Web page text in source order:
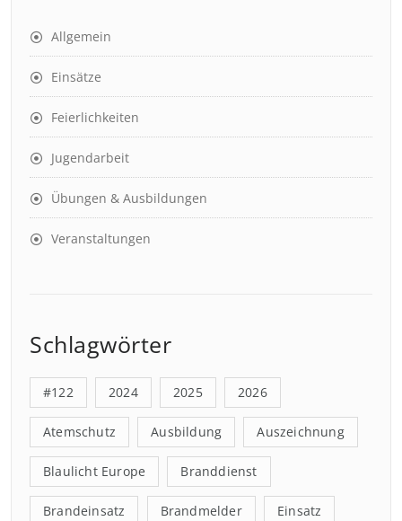
Allgemein
Einsätze
Feierlichkeiten
Jugendarbeit
Übungen & Ausbildungen
Veranstaltungen
Schlagwörter
#122 2024 2025 2026
Atemschutz Ausbildung Auszeichnung
Blaulicht Europe Branddienst
Brandeinsatz Brandmelder Einsatz